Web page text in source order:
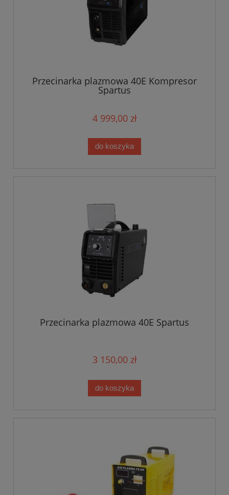
Przecinarka plazmowa 40E Kompresor
Spartus
4 999,00 zł
do koszyka
Przecinarka plazmowa 40E Spartus
3 150,00 zł
do koszyka